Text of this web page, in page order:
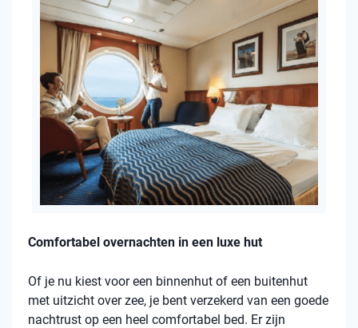
Comfortabel overnachten in een luxe hut
Of je nu kiest voor een binnenhut of een buitenhut
met uitzicht over zee, je bent verzekerd van een goede
nachtrust op een heel comfortabel bed. Er zijn